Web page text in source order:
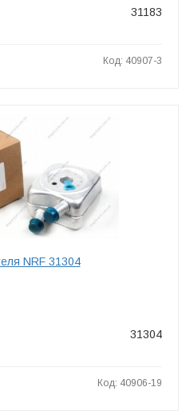
31183
Код: 40907-3
NRF 31304
31304
Код: 40906-19